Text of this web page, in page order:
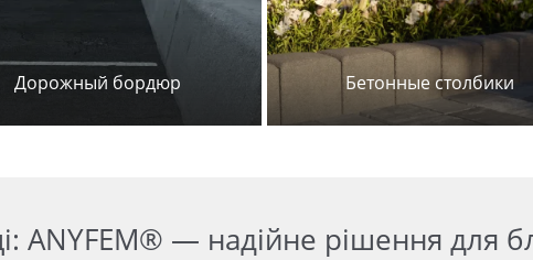
Дорожный бордюр Бетонные столбики
ANYFEM® — надійне рішення для